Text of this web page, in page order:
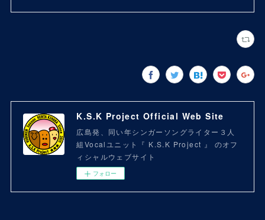
K.S.K Project Official Web Site
広島発、同い年シンガーソングライター３人
組Vocalユニット『 K.S.K Project 』 のオフ
ィシャルウェブサイト
フォロー